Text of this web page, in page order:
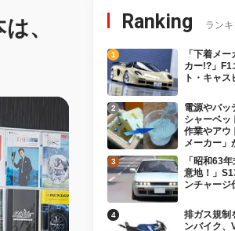
、
Ranking ラン
「下着メ
カー!?」F1
ト・キャ
電源やバ
シャーベッ
作業やアウ
メーカー」
「昭和63
意地！」
ンチャージ
排ガス規制
ンバイク、